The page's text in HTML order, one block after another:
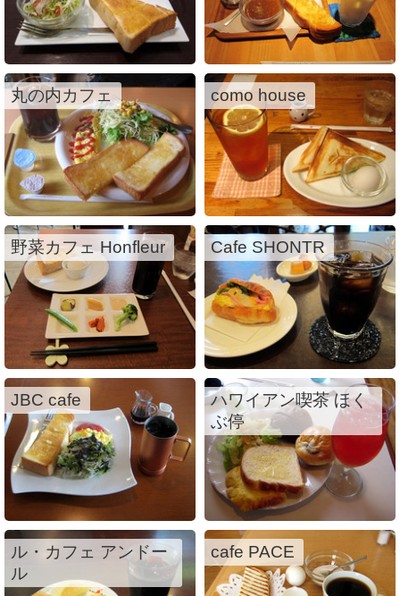
丸の内カフェ como house
野菜カフェ Honfleur Cafe SHONTR
JBC cafe
ハワイアン喫茶 ほく
ぶ停
ル・カフェ アンドー
ル
cafe PACE